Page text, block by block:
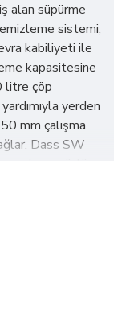
alan süpürme
sistemi,
kabiliyeti ile
kapasitesine
litre çöp
yerden
mm çalışma
Dass SW
en güçlü